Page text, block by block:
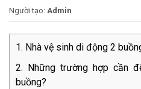
Người tạo: Admin
Nhà vệ sinh di động 2
Những trường hợp cần
buồng?